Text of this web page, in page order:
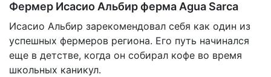
Фермер Исасио Альбир ферма Agua Sarca
Исасио Альбир зарекомендовал себя как один из
успешных фермеров региона. Его путь начинался
еще в детстве, когда он собирал кофе во время
школьных каникул.